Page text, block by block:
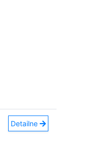
Detailne